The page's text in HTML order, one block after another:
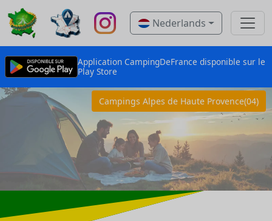
Nederlands
Application CampingDeFrance disponible sur le
Play Store
Campings Alpes de Haute Provence(04)